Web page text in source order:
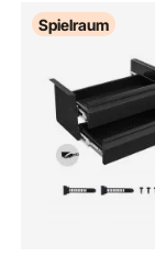
Spielraum